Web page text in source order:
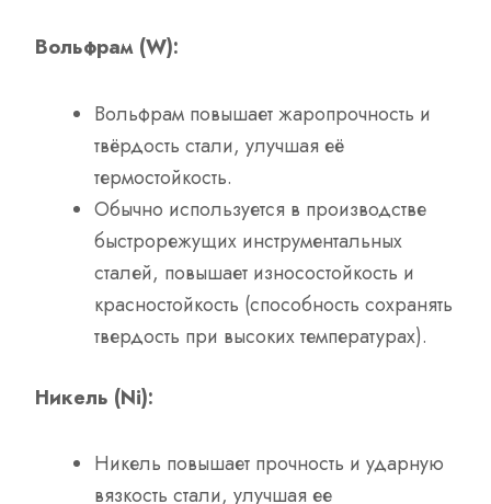
Вольфрам (W):
Вольфрам повышает жаропрочность и
твёрдость стали, улучшая её
термостойкость.
Обычно используется в производстве
быстрорежущих инструментальных
сталей, повышает износостойкость и
красностойкость (способность сохранять
твердость при высоких температурах).
Никель (Ni):
Никель повышает прочность и ударную
вязкость стали, улучшая ее